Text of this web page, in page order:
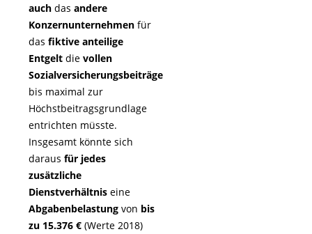
auch das andere
Konzernunternehmen für
das fiktive anteilige
Entgelt die vollen
Sozialversicherungsbeiträge
bis maximal zur
Höchstbeitragsgrundlage
entrichten müsste.
Insgesamt könnte sich
daraus für jedes
zusätzliche
Dienstverhältnis eine
Abgabenbelastung von bis
zu 15.376 € (Werte 2018)